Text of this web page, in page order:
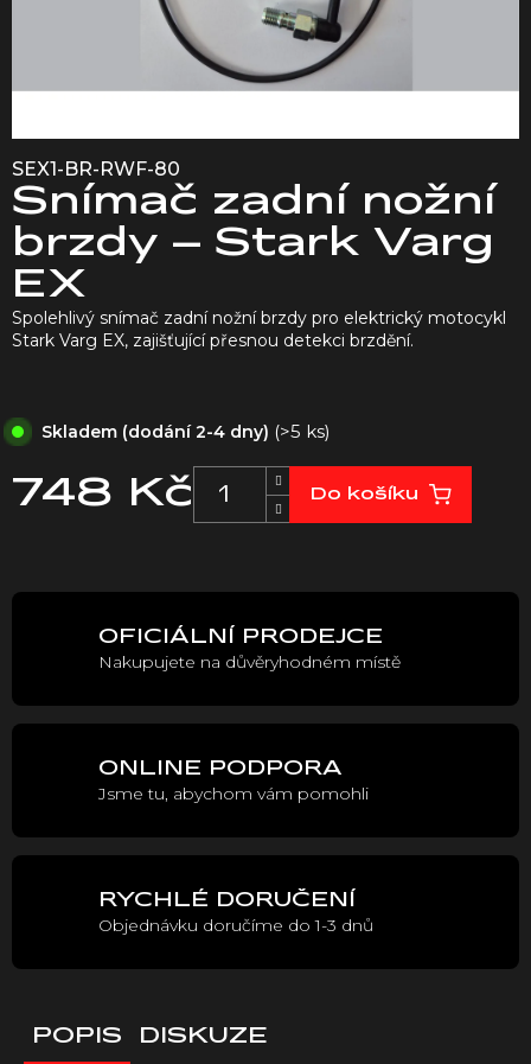
SEX1-BR-RWF-80
Snímač zadní nožní
brzdy – Stark Varg
EX
748 Kč
cena:
Skladem (dodání 2-4 dny) (>5 ks)
Do košíku
Spolehlivý snímač zadní nožní brzdy pro elektrický motocykl
Stark Varg EX, zajišťující přesnou detekci brzdění.
OFICIÁLNÍ PRODEJCE
Nakupujete na důvěryhodném místě
ONLINE PODPORA
Jsme tu, abychom vám pomohli
RYCHLÉ DORUČENÍ
Objednávku doručíme do 1-3 dnů
POPIS DISKUZE